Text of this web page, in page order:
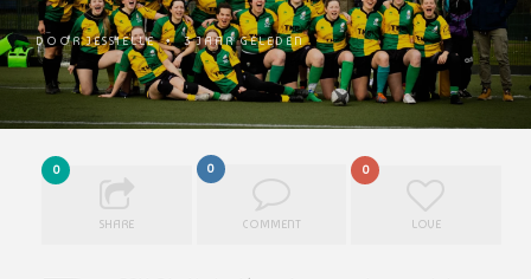
DOORJESSIELLE •3 JAAR GELEDEN
0
SHARE
0
COMMENT
0
LOVE